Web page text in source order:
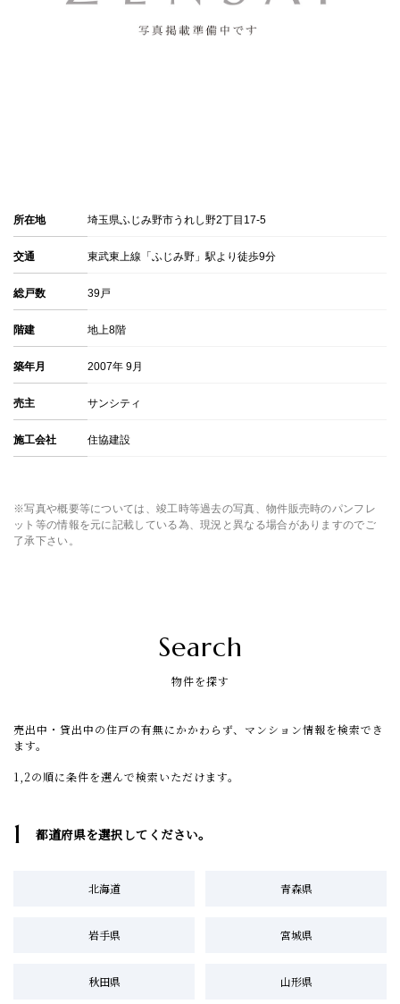
所在地 埼玉県ふじみ野市うれし野2丁目17-5
交通 東武東上線「ふじみ野」駅より徒歩9分
総戸数 39戸
階建 地上8階
築年月 2007年 9月
売主 サンシティ
施工会社 住協建設
※写真や概要等については、竣工時等過去の写真、物件販売時のパンフレ
ット等の情報を元に記載している為、現況と異なる場合がありますのでご
了承下さい。
Search
物件を探す
売出中・貸出中の住戸の有無にかかわらず、マンション情報を検索でき
ます。
1,2の順に条件を選んで検索いただけます。
1 都道府県を選択してください。
北海道 青森県
岩手県 宮城県
秋田県 山形県